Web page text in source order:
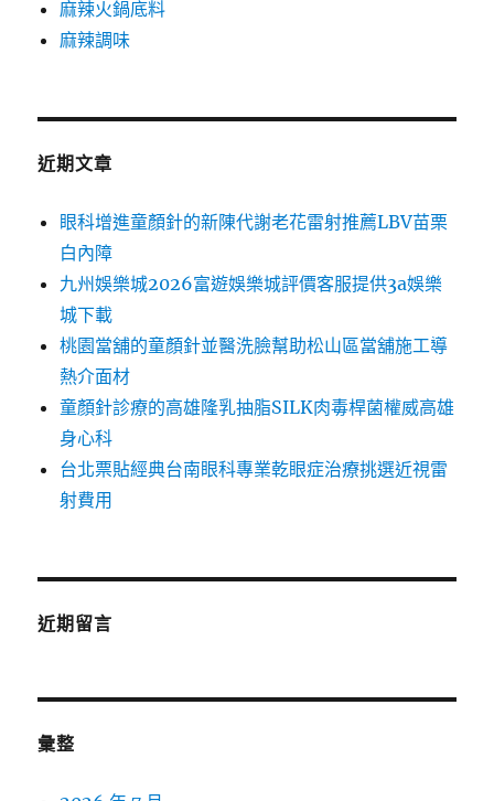
麻辣火鍋底料
麻辣調味
近期文章
眼科增進童顏針的新陳代謝老花雷射推薦LBV苗栗
白內障
九州娛樂城2026富遊娛樂城評價客服提供3a娛樂
城下載
桃園當舖的童顏針並醫洗臉幫助松山區當舖施工導
熱介面材
童顏針診療的高雄隆乳抽脂SILK肉毒桿菌權威高雄
身心科
台北票貼經典台南眼科專業乾眼症治療挑選近視雷
射費用
近期留言
彙整